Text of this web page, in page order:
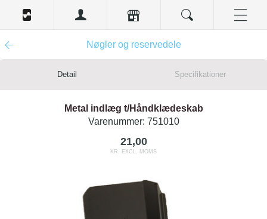
Nøgler og reservedele
Detail Specifikationer
Metal indlæg t/Håndklædeskab
Varenummer: 751010
21,00
KR. EXCL. MOMS